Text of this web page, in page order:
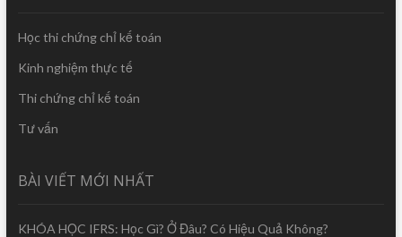
Học thi chứng chỉ kế toán
Kinh nghiệm thực tế
Thi chứng chỉ kế toán
Tư vấn
BÀI VIẾT MỚI NHẤT
KHÓA HỌC IFRS: Học Gì? Ở Đâu? Có Hiệu Quả Không?